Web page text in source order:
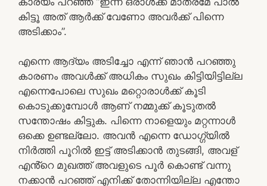
കിട്ടൂ അത് ആർക്ക് വേണോ അവർക്ക് പിന്നെ
അടിക്കാം”.
എന്നെ ആദ്യം അടിച്ചോ എന്ന് ഞാൻ പറഞ്ഞു
കാരണം അവൾക്ക് അധികം സുഖം കിട്ടിയിട്ടില്ല
എന്നെപോലെ സുഖം മറ്റൊരാൾക്ക് കൂടി
കൊടുക്കുമ്പോൾ ആണ് നമ്മുക്ക് കൂടുതൽ
സന്തോഷം കിട്ടുക. പിന്നെ നാളെയും മറ്റന്നാൾ
ഒക്കെ ഉണ്ടല്ലോ. അവൻ എന്നെ ഡോഗ്ഗ്‌യിൽ
നിർത്തി പൂറിൽ ഇട്ട് അടിക്കാൻ തുടങ്ങി, അവള്
എൻ്റെ മുഖത്ത് അവളുടെ പൂർ കൊണ്ട് വന്നു
നക്കാൻ പറഞ്ഞ് എനിക്ക് തോന്നിയില്ല എന്തോ